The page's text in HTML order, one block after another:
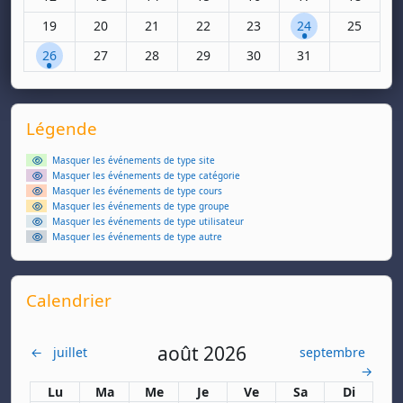
Aucun événement, lundi 19 janvier
19 Aucun événement, mardi 20 janvier
20 Aucun événement, mercredi 21 janvier
21 Aucun événement, jeudi 22 janvier
22 Aucun événement,
23 1 événement,
24 Aucun
25
1 événement, lundi 26 janvier
26 Aucun événement, mardi 27 janvier
27 Aucun événement, mercredi 28 janvier
28 Aucun événement, jeudi 29 janvier
29 Aucun événement,
30 Aucun
31
Supplementary blocks
Passer Légende
Légende
Masquer les événements de type site
Masquer les événements de type catégorie
Masquer les événements de type cours
Masquer les événements de type groupe
Masquer les événements de type utilisateur
Masquer les événements de type autre
Passer Calendrier
Calendrier
← juillet août 2026
septembre
→
Lundi
Lu Mardi
Ma Mercredi
Me Jeudi
Je Vendredi
Ve Samedi
Sa Dimanche
Di